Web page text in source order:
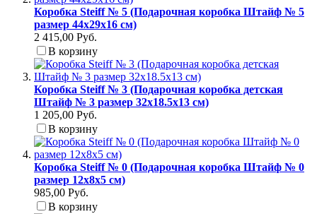
Коробка Steiff № 5 (Подарочная коробка Штайф № 5
размер 44х29х16 см)
2 415,00 Руб.
В корзину
Коробка Steiff № 3 (Подарочная коробка детская
Штайф № 3 размер 32x18.5x13 см)
1 205,00 Руб.
В корзину
Коробка Steiff № 0 (Подарочная коробка Штайф № 0
размер 12x8x5 см)
985,00 Руб.
В корзину